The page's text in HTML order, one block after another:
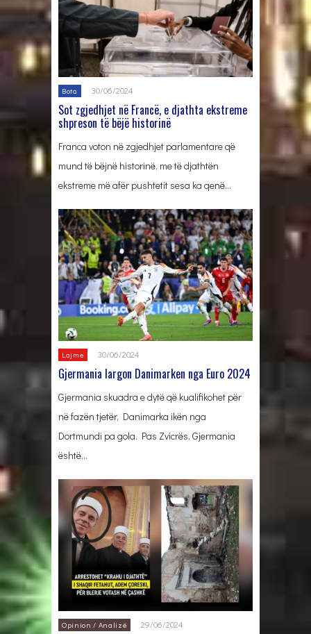
Bota 30/06/2024
Sot zgjedhjet në Francë, e djathta ekstreme
shpreson të bëjë historinë
Franca voton në zgjedhjet parlamentare që
mund të bëjnë historinë, me të djathtën
ekstreme më afër pushtetit sesa ka qenë…
Lajme 30/06/2024
Gjermania largon Danimarken nga Euro 2024
Gjermania skuadra e dytë që kualifikohet për
në fazën tjetër, Danimarka ikën nga
Dortmundi pa gola. Pas Zvicrës, Gjermania
është…
Opinion / Analizë 29/06/2024